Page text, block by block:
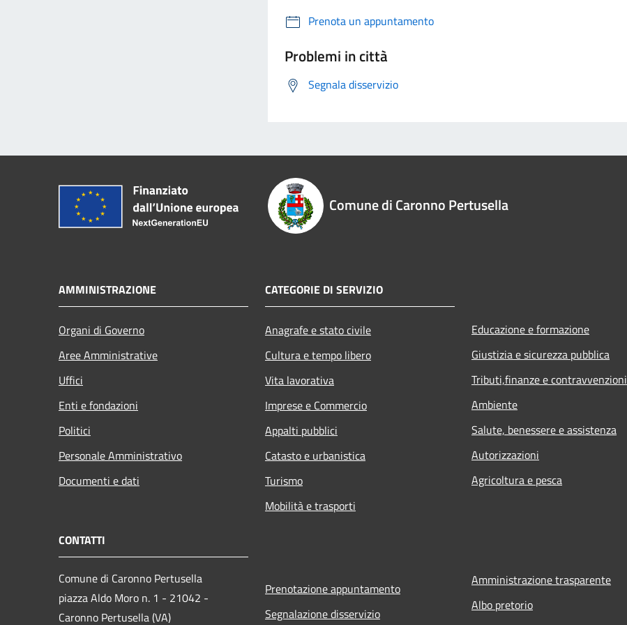
Prenota un appuntamento
Problemi in città
Segnala disservizio
Comune di Caronno Pertusella
AMMINISTRAZIONE
Organi di Governo
Aree Amministrative
Uffici
Enti e fondazioni
Politici
Personale Amministrativo
Documenti e dati
CATEGORIE DI SERVIZIO
Anagrafe e stato civile
Cultura e tempo libero
Vita lavorativa
Imprese e Commercio
Appalti pubblici
Catasto e urbanistica
Turismo
Mobilità e trasporti
Educazione e formazione
Giustizia e sicurezza pubblica
Tributi,finanze e contravvenzioni
Ambiente
Salute, benessere e assistenza
Autorizzazioni
Agricoltura e pesca
CONTATTI
Comune di Caronno Pertusella
piazza Aldo Moro n. 1 - 21042 -
Caronno Pertusella (VA)
Prenotazione appuntamento
Segnalazione disservizio
Amministrazione trasparente
Albo pretorio